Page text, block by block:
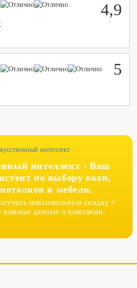
4,9
5
интеллект - Ваш
по выбору окон,
и мебели.
максимальную скидку +
важные данные о компании.